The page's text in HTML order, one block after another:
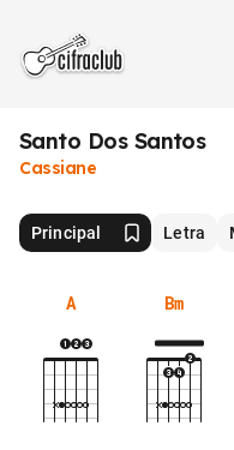
Santo Dos Santos
Cassiane
Principal Letra
A Bm